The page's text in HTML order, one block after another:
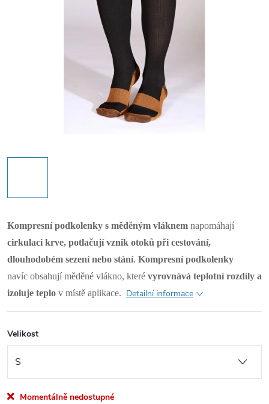
Kompresní podkolenky s měděným vláknem napomáhají
cirkulaci krve, potlačují vznik otoků při cestování,
dlouhodobém sezení nebo stání. Kompresní podkolenky
navíc obsahují měděné vlákno, které vyrovnává teplotní rozdíly a
izoluje teplo v místě aplikace. Detailní informace
Velikost
Momentálně nedostupné